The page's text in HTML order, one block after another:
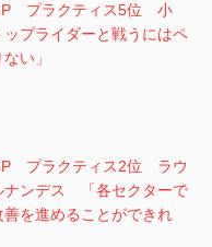
プラクティス5位 小
プライダーと戦うにはペ
い」
プラクティス2位 ラウ
ナンデス 「各セクターで
善を進めることができれ